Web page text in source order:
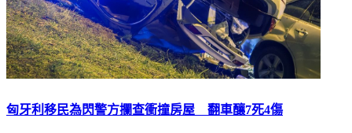
匈牙利移民為閃警方攔查衝撞房屋 翻車釀7死4傷